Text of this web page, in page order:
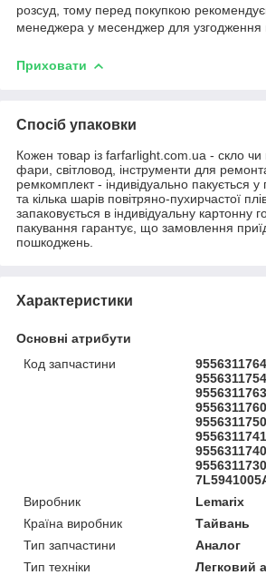
розсуд, тому перед покупкою
менеджера у месенджер для узгодження
Приховати
Спосіб упаковки
Кожен товар із farfarlight.com.ua - скло
фари, світловод, інструменти для
ремкомплект - індивідуально пакується
та кілька шарів повітряно-пухирчастої
запаковується в індивідуальну картонну
пакування гарантує, що замовлення
пошкоджень.
Характеристики
Основні атрибути
Код запчастини
Виробник
Lemarix
Країна виробник
Тайвань
Тип запчастини
Аналог
Тип техніки
Легковий